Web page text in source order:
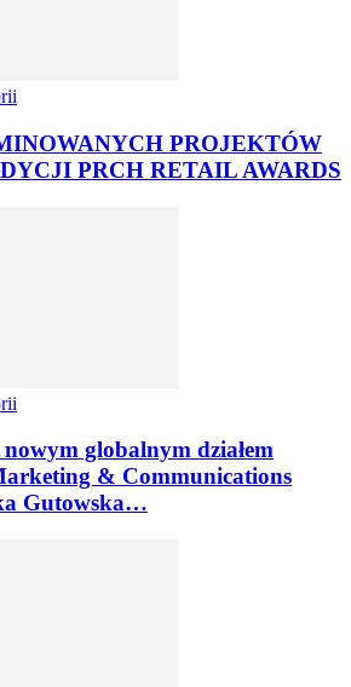
PROJEKTÓW
PRCH RETAIL AWARDS
globalnym działem
& Communications
Gutowska…